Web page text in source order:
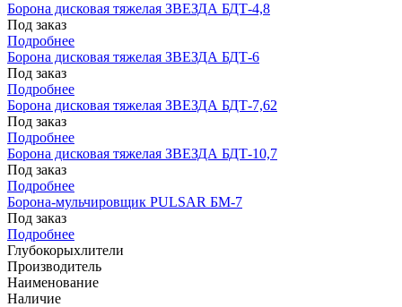
Борона дисковая тяжелая ЗВЕЗДА БДТ-4,8
Под заказ
Подробнее
Борона дисковая тяжелая ЗВЕЗДА БДТ-6
Под заказ
Подробнее
Борона дисковая тяжелая ЗВЕЗДА БДТ-7,62
Под заказ
Подробнее
Борона дисковая тяжелая ЗВЕЗДА БДТ-10,7
Под заказ
Подробнее
Борона-мульчировщик PULSAR БМ-7
Под заказ
Подробнее
Глубокорыхлители
Производитель
Наименование
Наличие